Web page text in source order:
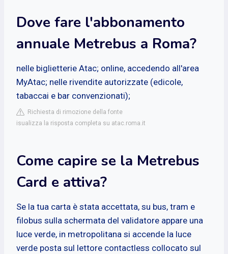
Dove fare l'abbonamento
annuale Metrebus a Roma?
nelle biglietterie Atac; online, accedendo all'area
MyAtac; nelle rivendite autorizzate (edicole,
tabaccai e bar convenzionati);
Richiesta di rimozione della fonte
isualizza la risposta completa su atac.roma.it
Come capire se la Metrebus
Card e attiva?
Se la tua carta è stata accettata, su bus, tram e
filobus sulla schermata del validatore appare una
luce verde, in metropolitana si accende la luce
verde posta sul lettore contactless collocato sul